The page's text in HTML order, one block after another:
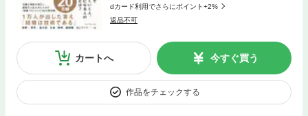
dカード利用でさらにポイント+2%
返品不可
カートへ 今すぐ買う
作品をチェックする